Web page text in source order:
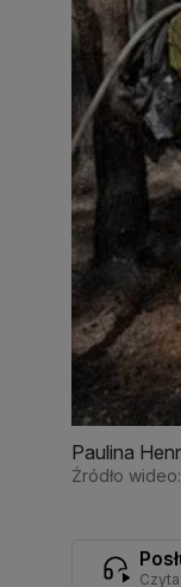
Paulina
Źródło